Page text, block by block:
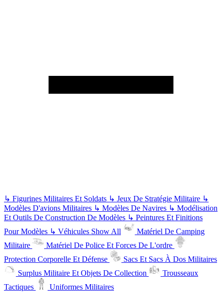
↳ Figurines Militaires Et Soldats ↳ Jeux De Stratégie Militaire ↳
Modèles D'avions Militaires ↳ Modèles De Navires ↳ Modélisation
Et Outils De Construction De Modèles ↳ Peintures Et Finitions
Pour Modèles ↳ Véhicules Show All
Matériel De Camping
Militaire
Matériel De Police Et Forces De L'ordre
Protection Corporelle Et Défense
Sacs Et Sacs À Dos Militaires
Surplus Militaire Et Objets De Collection
Trousseaux
Tactiques
Uniformes Militaires